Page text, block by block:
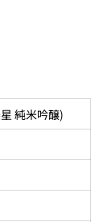
純米吟醸)